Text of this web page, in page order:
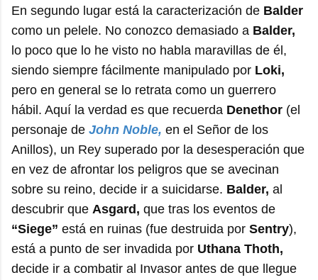
En segundo lugar está la caracterización de Balder
como un pelele. No conozco demasiado a Balder,
lo poco que lo he visto no habla maravillas de él,
siendo siempre fácilmente manipulado por Loki,
pero en general se lo retrata como un guerrero
hábil. Aquí la verdad es que recuerda Denethor (el
personaje de John Noble, en el Señor de los
Anillos), un Rey superado por la desesperación que
en vez de afrontar los peligros que se avecinan
sobre su reino, decide ir a suicidarse. Balder, al
descubrir que Asgard, que tras los eventos de
“Siege” está en ruinas (fue destruida por Sentry),
está a punto de ser invadida por Uthana Thoth,
decide ir a combatir al Invasor antes de que llegue